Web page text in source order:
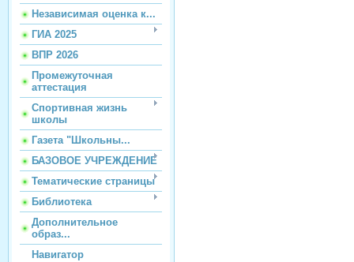
Независимая оценка к...
ГИА 2025
ВПР 2026
Промежуточная
аттестация
Спортивная жизнь
школы
Газета "Школьны...
БАЗОВОЕ УЧРЕЖДЕНИЕ
Тематические страницы
Библиотека
Дополнительное
образ...
Навигатор